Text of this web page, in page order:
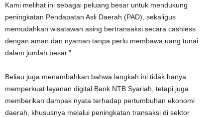
Kami melihat ini sebagai peluang besar untuk mendukung
peningkatan Pendapatan Asli Daerah (PAD), sekaligus
memudahkan wisatawan asing bertransaksi secara cashless
dengan aman dan nyaman tanpa perlu membawa uang tunai
dalam jumlah besar.”
Beliau juga menambahkan bahwa langkah ini tidak hanya
memperkuat layanan digital Bank NTB Syariah, tetapi juga
memberikan dampak nyata terhadap pertumbuhan ekonomi
daerah, khususnya melalui peningkatan transaksi di sektor